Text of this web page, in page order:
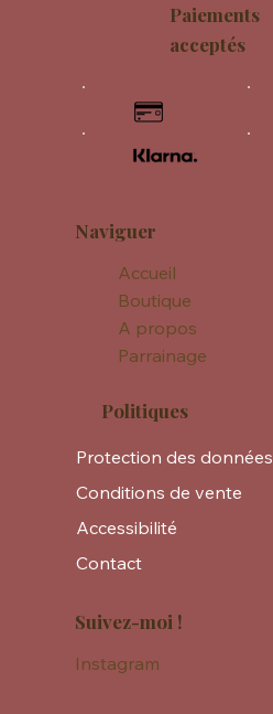
Naviguer
Accueil
Boutique
A propos
Parrainage
Politiques
Protection des données
Conditions de vente
Accessibilité
Contact
Suivez-moi !
Instagram
Paiements
acceptés